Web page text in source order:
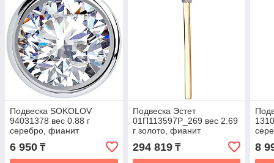
Подвеска SOKOLOV
94031378 вес 0.88 г
серебро, фианит
6 950 ₸
Подвеска Эстет
01П113597Р_269 вес 2.69
г золото, фианит
294 819₸ 8